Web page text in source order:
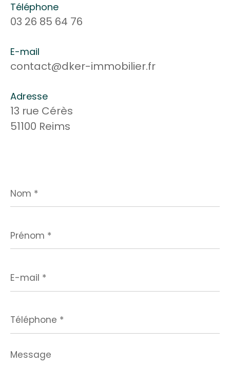
Téléphone
03 26 85 64 76
E-mail
contact@dker-immobilier.fr
Adresse
13 rue Cérès
51100 Reims
*
*
mail
*
*
Message
*